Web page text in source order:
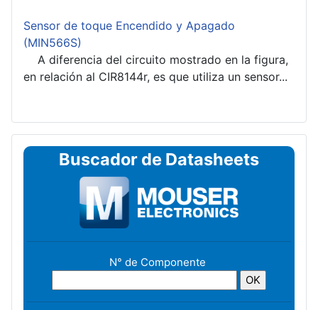
Sensor de toque Encendido y Apagado
(MIN566S)
A diferencia del circuito mostrado en la figura,
en relación al CIR8144r, es que utiliza un sensor...
Buscador de Datasheets
N° de Componente